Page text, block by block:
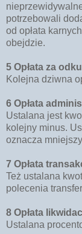
potrzebowali
od opłata
obejdzie.
5 Opłata za
Kolejna dziwna
6 Opłata
Ustalana jest
kolejny minus.
oznacza
7 Opłata
Też ustalana
polecenia
8 Opłata
Ustalana